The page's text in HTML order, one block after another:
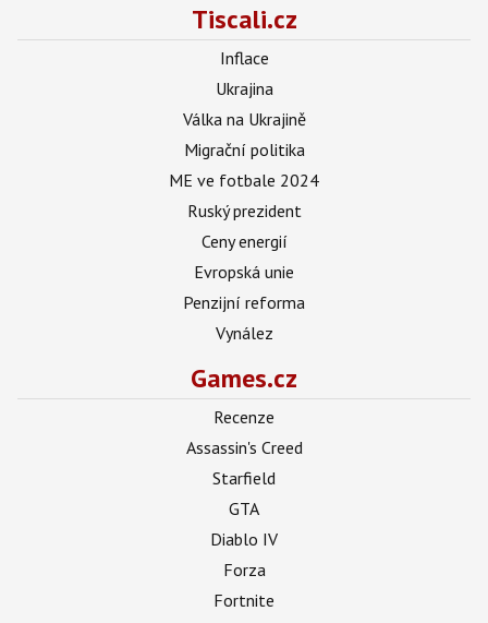
Tiscali.cz
Inflace
Ukrajina
Válka na Ukrajině
Migrační politika
ME ve fotbale 2024
Ruský prezident
Ceny energií
Evropská unie
Penzijní reforma
Vynález
Games.cz
Recenze
Assassin's Creed
Starfield
GTA
Diablo IV
Forza
Fortnite